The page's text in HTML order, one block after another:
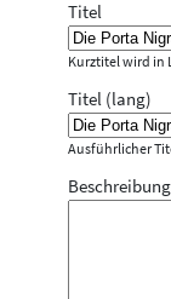
Titel
Kurztitel wird in
Titel (lang)
Ausführlicher
Beschreibung